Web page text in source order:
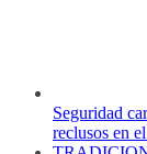
Seguridad
reclusos en